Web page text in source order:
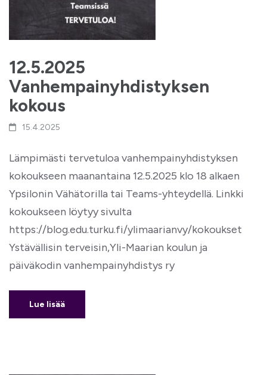
12.5.2025
Vanhempainyhdistyksen
kokous
15.4.2025
Lämpimästi tervetuloa vanhempainyhdistyksen
kokoukseen maanantaina 12.5.2025 klo 18 alkaen
Ypsilonin Vähätorilla tai Teams-yhteydellä. Linkki
kokoukseen löytyy sivulta
https://blog.edu.turku.fi/ylimaarianvy/kokoukset
Ystävällisin terveisin,Yli-Maarian koulun ja
päiväkodin vanhempainyhdistys ry
Lue lisää